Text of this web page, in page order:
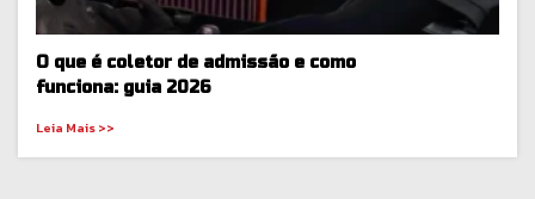
O que é coletor de admissão e como
funciona: guia 2026
Leia Mais >>